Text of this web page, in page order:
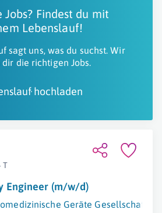
Jobs? Findest du mit
Lebenslauf!
sagt uns, was du suchst. Wir
dir die richtigen Jobs.
hochladen
T
Engineer (m/w/d)
Geräte Gesellschaft